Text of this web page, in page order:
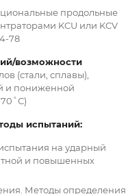
продольные
KCU или KCV
78
возможности
(стали, сплавы),
и пониженной
испытаний:
на ударный
и повышенных
Методы определения